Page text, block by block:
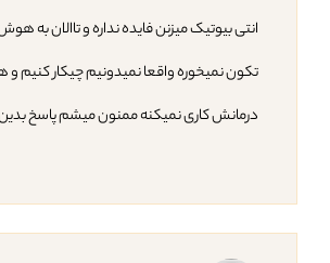
انتی بیوتیک میزنن فایده نداره و تاالان به
تکون نمیخوره واقعا نمیدونیم چیکار کنیم و
درمانش کاری نمیکنه ممنون میشم پاسخ